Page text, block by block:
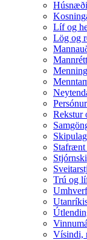
Líf og
Lög og
Rekstur
Stafrænt
Trú og
Vísindi,